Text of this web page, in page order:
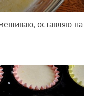
оставляю на